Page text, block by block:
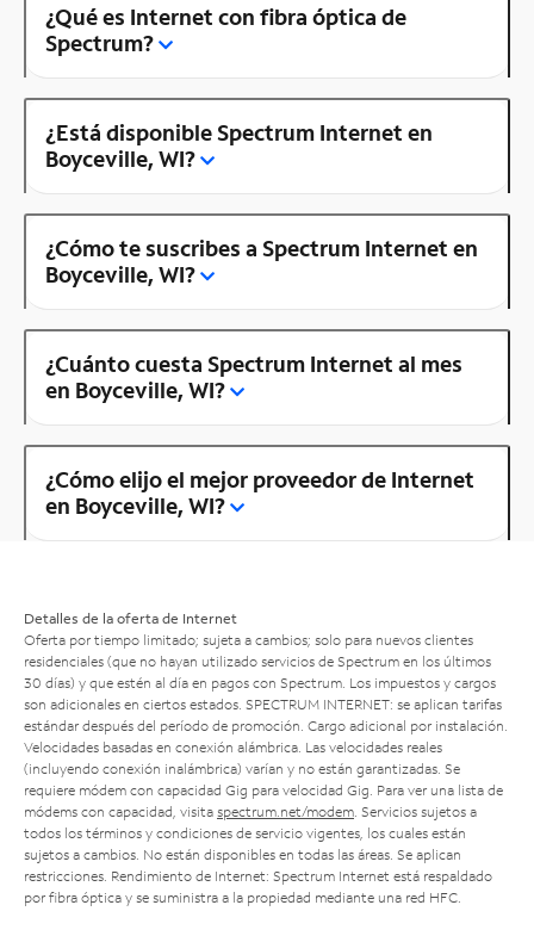
¿Qué es Internet con fibra óptica de
Spectrum?
¿Está disponible Spectrum Internet en
Boyceville, WI?
¿Cómo te suscribes a Spectrum Internet en
Boyceville, WI?
¿Cuánto cuesta Spectrum Internet al mes
en Boyceville, WI?
¿Cómo elijo el mejor proveedor de Internet
en Boyceville, WI?
Detalles de la oferta de Internet
Oferta por tiempo limitado; sujeta a cambios; solo para nuevos clientes
residenciales (que no hayan utilizado servicios de Spectrum en los últimos
30 días) y que estén al día en pagos con Spectrum. Los impuestos y cargos
son adicionales en ciertos estados. SPECTRUM INTERNET: se aplican tarifas
estándar después del período de promoción. Cargo adicional por instalación.
Velocidades basadas en conexión alámbrica. Las velocidades reales
(incluyendo conexión inalámbrica) varían y no están garantizadas. Se
requiere módem con capacidad Gig para velocidad Gig. Para ver una lista de
módems con capacidad, visita spectrum.net/modem . Servicios sujetos a
todos los términos y condiciones de servicio vigentes, los cuales están
sujetos a cambios. No están disponibles en todas las áreas. Se aplican
restricciones. Rendimiento de Internet: Spectrum Internet está respaldado
por fibra óptica y se suministra a la propiedad mediante una red HFC.